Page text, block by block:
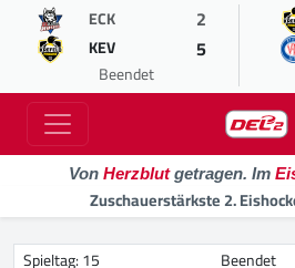
ECK 2
KEV 5
Beendet
Von Herzblutgetragen. Im
Zuschauerstärkste 2.
Spieltag: 15 Beendet